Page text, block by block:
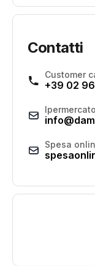
Contatti
Customer
+39 02
Ipermercato
Spesa